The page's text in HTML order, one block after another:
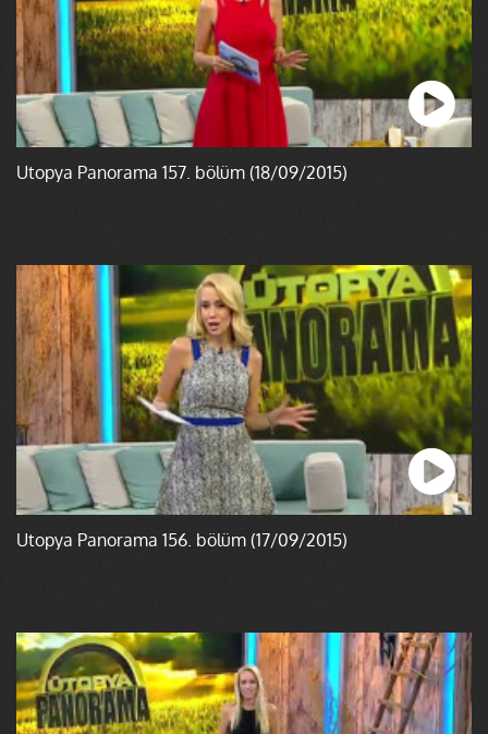
Ütopya Panorama 157. bölüm (18/09/2015)
Ütopya Panorama 156. bölüm (17/09/2015)